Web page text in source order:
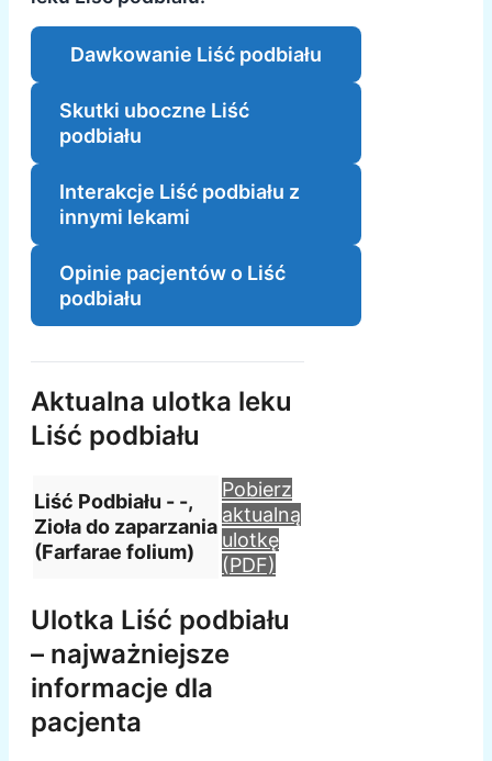
Dawkowanie Liść podbiału
Skutki uboczne Liść
podbiału
Interakcje Liść podbiału z
innymi lekami
Opinie pacjentów o Liść
podbiału
Aktualna ulotka leku
Liść podbiału
Liść Podbiału - -,
Zioła do zaparzania
(Farfarae folium)
Pobierz
aktualną
ulotkę
(PDF)
Ulotka Liść podbiału
– najważniejsze
informacje dla
pacjenta